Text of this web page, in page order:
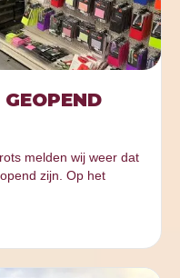
melden wij weer dat
zijn. Op het